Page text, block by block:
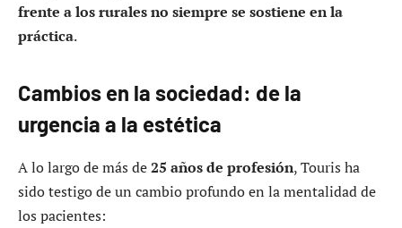
frente a los rurales no siempre se sostiene en la
práctica.
Cambios en la sociedad: de la
urgencia a la estética
A lo largo de más de25 años de profesión, Touris ha
sido testigo de un cambio profundo en la mentalidad de
los pacientes: